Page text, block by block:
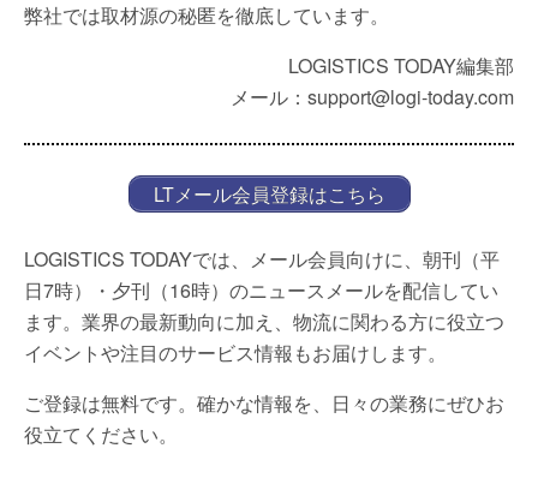
弊社では取材源の秘匿を徹底しています。
LOGISTICS TODAY編集部
メール：support@logi-today.com
LTメール会員登録はこちら
LOGISTICS TODAYでは、メール会員向けに、朝刊（平
日7時）・夕刊（16時）のニュースメールを配信してい
ます。業界の最新動向に加え、物流に関わる方に役立つ
イベントや注目のサービス情報もお届けします。
ご登録は無料です。確かな情報を、日々の業務にぜひお
役立てください。